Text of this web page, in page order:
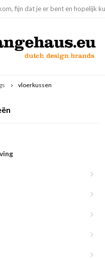
fijn dat je er bent en hopelijk
vloerkussen